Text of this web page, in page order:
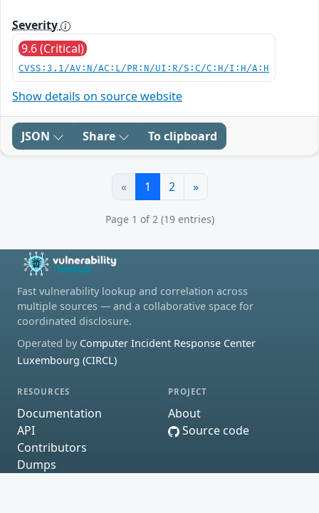
Severity
9.6 (Critical)
CVSS:3.1/AV:N/AC:L/PR:N/UI:R/S:C/C:H/I:H/A:H
Show details on source website
JSON Share To clipboard
« 1 2 »
Page 1 of 2 (19 entries)
Fast vulnerability lookup and correlation across
multiple sources — and a collaborative space for
coordinated disclosure.
Operated by Computer Incident Response Center
Luxembourg (CIRCL)
RESOURCES
Documentation
API
Contributors
Dumps
PROJECT
About
Source code